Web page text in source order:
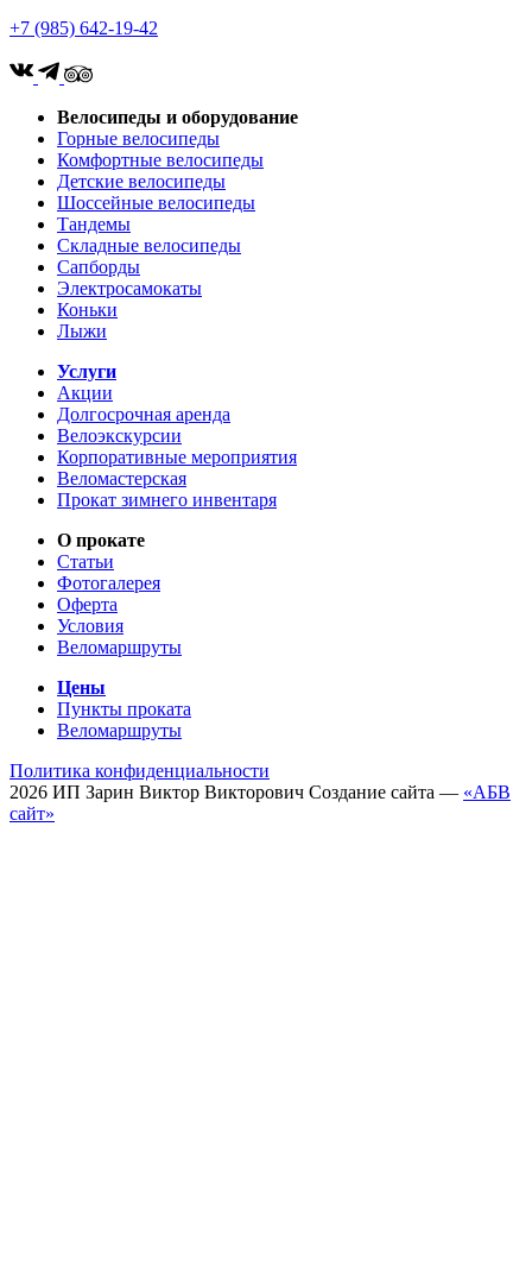
+7 (985) 642-19-42
Велосипеды и оборудование
Горные велосипеды
Комфортные велосипеды
Детские велосипеды
Шоссейные велосипеды
Тандемы
Складные велосипеды
Сапборды
Электросамокаты
Коньки
Лыжи
Услуги
Акции
Долгосрочная аренда
Велоэкскурсии
Корпоративные мероприятия
Веломастерская
Прокат зимнего инвентаря
О прокате
Статьи
Фотогалерея
Оферта
Условия
Веломаршруты
Цены
Пункты проката
Веломаршруты
Политика конфиденциальности
2026 ИП Зарин Виктор Викторович Создание сайта — «АБВ
сайт»